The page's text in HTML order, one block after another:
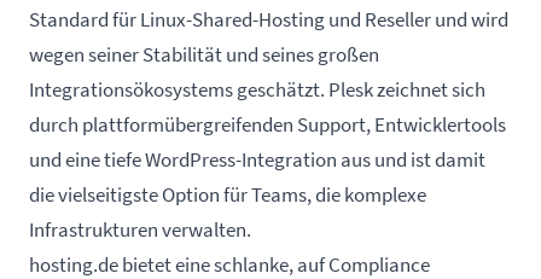
Standard für Linux-Shared-Hosting und Reseller und wird
wegen seiner Stabilität und seines großen
Integrationsökosystems geschätzt. Plesk zeichnet sich
durch plattformübergreifenden Support, Entwicklertools
und eine tiefe WordPress-Integration aus und ist damit
die vielseitigste Option für Teams, die komplexe
Infrastrukturen verwalten.
hosting.de bietet eine schlanke, auf Compliance